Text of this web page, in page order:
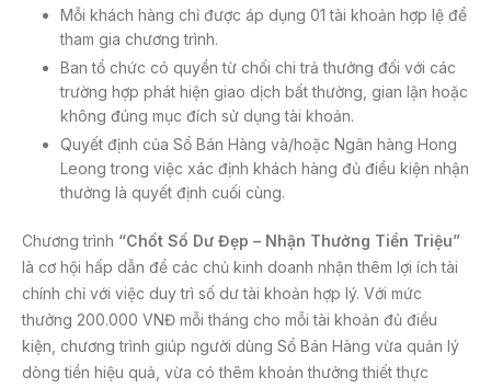
Mỗi khách hàng chỉ được áp dụng 01 tài khoản hợp lệ để
tham gia chương trình.
Ban tổ chức có quyền từ chối chi trả thưởng đối với các
trường hợp phát hiện giao dịch bất thường, gian lận hoặc
không đúng mục đích sử dụng tài khoản.
Quyết định của Sổ Bán Hàng và/hoặc Ngân hàng Hong
Leong trong việc xác định khách hàng đủ điều kiện nhận
thưởng là quyết định cuối cùng.
Chương trình “Chốt Số Dư Đẹp – Nhận Thưởng Tiền Triệu”
là cơ hội hấp dẫn để các chủ kinh doanh nhận thêm lợi ích tài
chính chỉ với việc duy trì số dư tài khoản hợp lý. Với mức
thưởng 200.000 VNĐ mỗi tháng cho mỗi tài khoản đủ điều
kiện, chương trình giúp người dùng Sổ Bán Hàng vừa quản lý
dòng tiền hiệu quả, vừa có thêm khoản thưởng thiết thực